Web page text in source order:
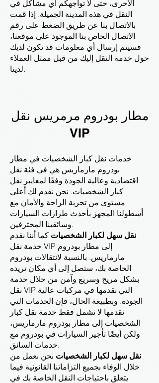
الأخرى، حتى لا تواجهكم أي مشاكل في
النقل في هذه المدينة الجميلة. إذا قمت
بالاتصال بنا عن طريق الضغط على رقم
الاتصال الخاص بنا الموجود على موقعنا،
فسيتم إرسال أي معلومات قد تكون لديك
حول خدمة النقل إليك من قبل ممثل العملاء
لدينا.
مطار بودروم مرمريس نقل
VIP
خدمات نقل كبار الشخصيات في مطار
بودروم مارماريس هي في فئة نقل
اقتصادية وعالية الجودة وفقًا لمعايير نقل
كبار الشخصيات. نحن نقدم لك أعلى
مستوى من تجربة الراحة والأمان مع
أسطولنا المجهز بأحدث طرازات السيارات
وسائقينا المحترفين.
نقل سهل لكبار الشخصيات كما أننا نقدم
خدمة نقل VIP إلى مطار بودروم
مارماريس. بالنسبة لانتقالات بودروم
الخاصة بك، ستصل إلى أي مكان تريده
بشكل مريح وسريع وآمن من خلال خدمة
نقل VIP التي نقدمها في مركبات عالية
الجودة. وبطبيعة الحال، فإن الخدمات التي
نقدمها لا تشمل فقط خدمة نقل كبار
الشخصيات إلى مطار بودروم مارماريس،
ولكن أيضًا تأجير السيارات في بودروم مع
خدمات السائق.
نقل سهل لكبار الشخصيات نحن نعمل من
خلال الوفاء بجميع التزاماتنا القانونية فيما
يتعلق باحتياجات النقل الخاصة بك في